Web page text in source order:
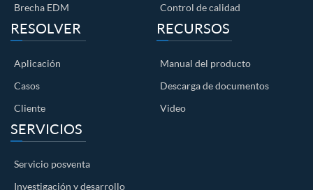
Brecha EDM
Control de calidad
RESOLVER
Aplicación
Casos
Cliente
RECURSOS
Manual del producto
Descarga de documentos
Video
SERVICIOS
Servicio posventa
Investigación y desarrollo